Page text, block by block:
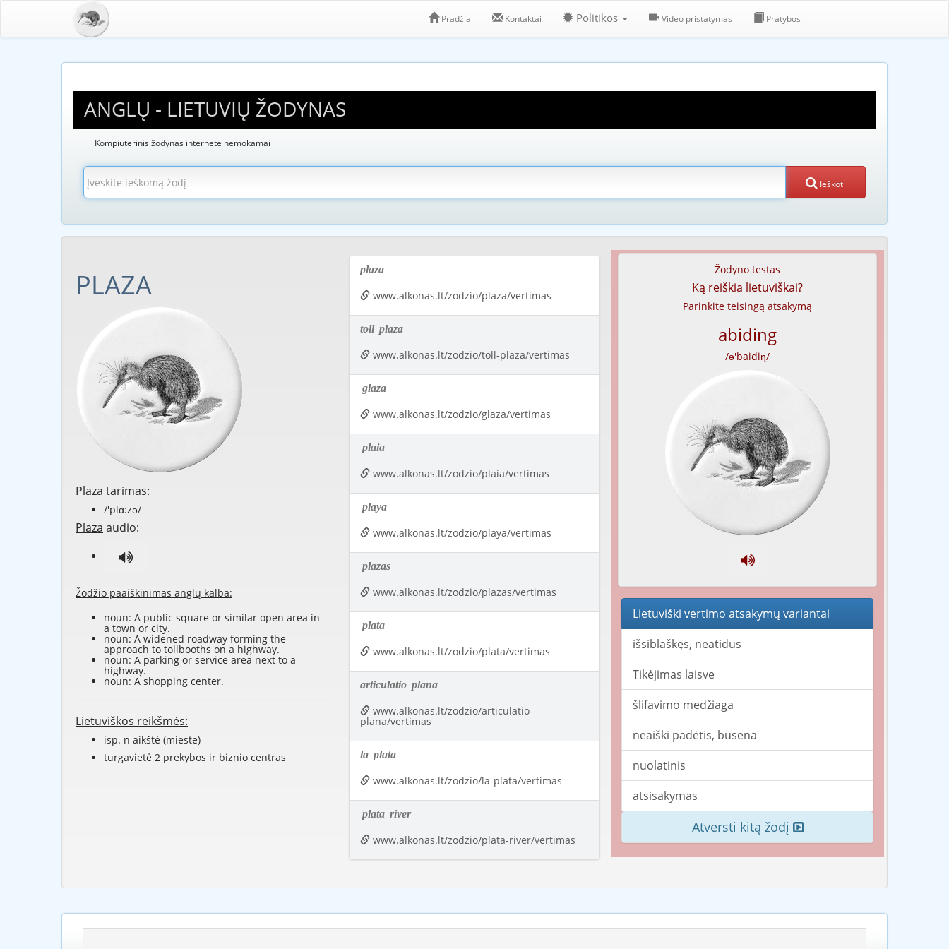
Pradžia Kontaktai Politikos Video pristatymas Pratybos
ANGLŲ - LIETUVIŲ ŽODYNAS
Kompiuterinis žodynas internete nemokamai
Ieškoti
PLAZA
Plaza tarimas:
/'plɑ:zə/
Plaza audio:
Žodžio paaiškinimas anglų kalba:
noun: A public square or similar open area in
a town or city.
noun: A widened roadway forming the
approach to tollbooths on a highway.
noun: A parking or service area next to a
highway.
noun: A shopping center.
Lietuviškos reikšmės:
isp. n aikštė (mieste)
turgavietė 2 prekybos ir biznio centras
plaza
www.alkonas.lt/zodzio/plaza/vertimas
toll plaza
www.alkonas.lt/zodzio/toll-plaza/vertimas
glaza
www.alkonas.lt/zodzio/glaza/vertimas
plaia
www.alkonas.lt/zodzio/plaia/vertimas
playa
www.alkonas.lt/zodzio/playa/vertimas
plazas
www.alkonas.lt/zodzio/plazas/vertimas
plata
www.alkonas.lt/zodzio/plata/vertimas
articulatio plana
www.alkonas.lt/zodzio/articulatio-
plana/vertimas
la plata
www.alkonas.lt/zodzio/la-plata/vertimas
plata river
www.alkonas.lt/zodzio/plata-river/vertimas
Žodyno testas
Ką reiškia lietuviškai?
Parinkite teisingą atsakymą
abiding
/ə'baidiɳ/
Lietuviški vertimo atsakymų variantai
išsiblaškęs, neatidus
Tikėjimas laisve
šlifavimo medžiaga
neaiški padėtis, būsena
nuolatinis
atsisakymas
Atversti kitą žodį